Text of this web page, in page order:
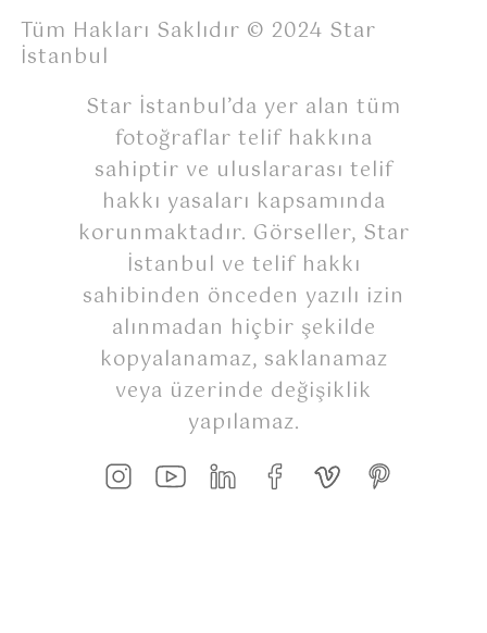
Tüm Hakları Saklıdır © 2024 Star
İstanbul
Star İstanbul’da yer alan tüm
fotoğraflar telif hakkına
sahiptir ve uluslararası telif
hakkı yasaları kapsamında
korunmaktadır. Görseller, Star
İstanbul ve telif hakkı
sahibinden önceden yazılı izin
alınmadan hiçbir şekilde
kopyalanamaz, saklanamaz
veya üzerinde değişiklik
yapılamaz.